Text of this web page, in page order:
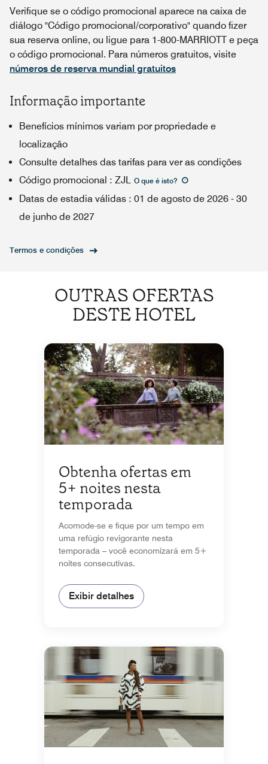
Verifique se o código promocional aparece na caixa de
diálogo "Código promocional/corporativo" quando fizer
sua reserva online, ou ligue para 1-800-MARRIOTT e peça
o código promocional. Para números gratuitos, visite
números de reserva mundial gratuitos
Informação importante
Benefícios mínimos variam por propriedade e
localização
Consulte detalhes das tarifas para ver as condições
Código promocional : ZJL O que é isto?
Datas de estadia válidas : 01 de agosto de 2026 - 30
de junho de 2027
Termos e condições
OUTRAS OFERTAS
DESTE HOTEL
Obtenha ofertas em
5+ noites nesta
temporada
Acomode-se e fique por um tempo em
uma refúgio revigorante nesta
temporada – você economizará em 5+
noites consecutivas.
Exibir detalhes